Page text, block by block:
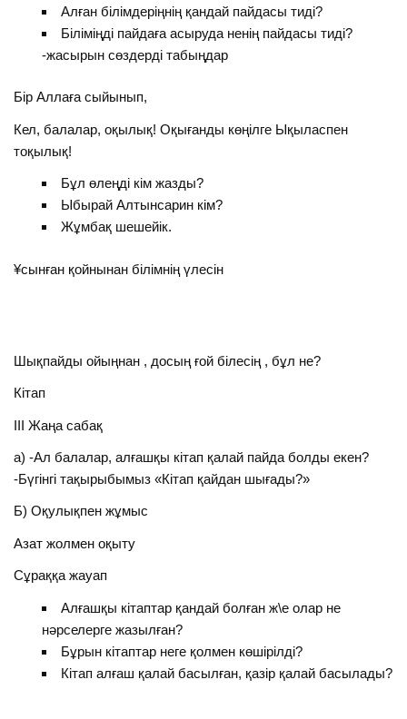
Алған білімдеріңнің қандай пайдасы тиді?
Біліміңді пайдаға асыруда ненің пайдасы тиді?
-жасырын сөздерді табыңдар
Бір Аллаға сыйынып,
Кел, балалар, оқылық! Оқығанды көңілге Ықыласпен
тоқылық!
Бұл өлеңді кім жазды?
Ыбырай Алтынсарин кім?
Жұмбақ шешейік.
¥сынған қойнынан білімнің үлесін
Шықпайды ойыңнан , досың ғой білесің , бұл не?
Кітап
III Жаңа сабақ
а) -Ал балалар, алғашқы кітап қалай пайда болды екен?
-Бүгінгі тақырыбымыз «Кітап қайдан шығады?»
Б) Оқулықпен жұмыс
Азат жолмен оқыту
Сұраққа жауап
Алғашқы кітаптар қандай болған ж\е олар не
нәрселерге жазылған?
Бұрын кітаптар неге қолмен көшірілді?
Кітап алғаш қалай басылған, қазір қалай басылады?